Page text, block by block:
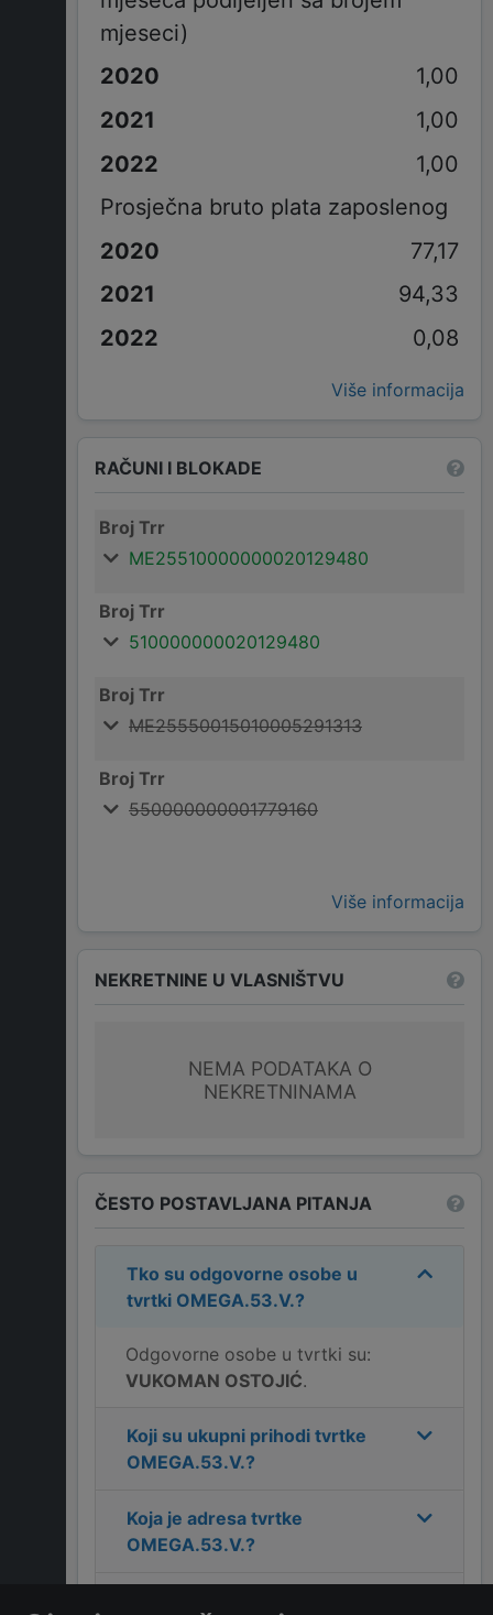
mjeseci)
1,00
1,00
1,00
Prosječna bruto plata zaposlenog
77,17
94,33
0,08
Više informacija
RAČUNI I BLOKADE
Broj Trr
ME25510000000020129480
Broj Trr
510000000020129480
Broj Trr
ME25550015010005291313
Broj Trr
550000000001779160
Više informacija
NEKRETNINE U VLASNIŠTVU
NEMA PODATAKA O
NEKRETNINAMA
ČESTO POSTAVLJANA PITANJA
Tko su odgovorne osobe u
tvrtki OMEGA.53.V.?
Odgovorne osobe u tvrtki su:
VUKOMAN OSTOJIĆ.
Koji su ukupni prihodi tvrtke
OMEGA.53.V.?
Koja je adresa tvrtke
OMEGA.53.V.?